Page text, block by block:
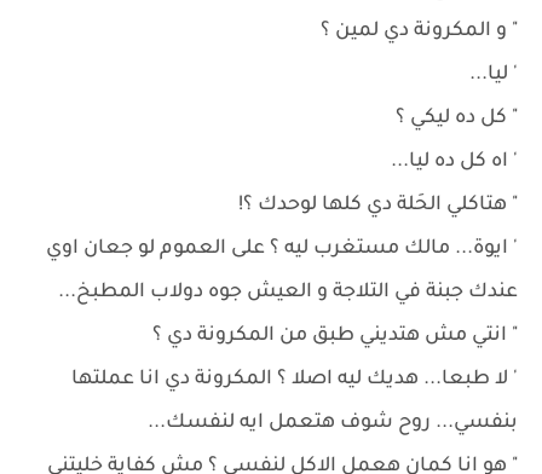
" و المكرونة دي لمين ؟
' ليا...
" كل ده ليكي ؟
' اه كل ده ليا...
" هتاكلي الحَلة دي كلها لوحدك ؟!
' ايوة... مالك مستغرب ليه ؟ على العموم لو جعان اوي
عندك جبنة في التلاجة و العيش جوه دولاب المطبخ...
" انتي مش هتديني طبق من المكرونة دي ؟
' لا طبعا... هديك ليه اصلا ؟ المكرونة دي انا عملتها
بنفسي... روح شوف هتعمل ايه لنفسك...
" هو انا كمان هعمل الاكل لنفسي ؟ مش كفاية خليتني